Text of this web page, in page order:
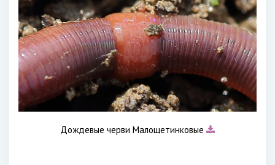
Дождевые черви Малощетинковые